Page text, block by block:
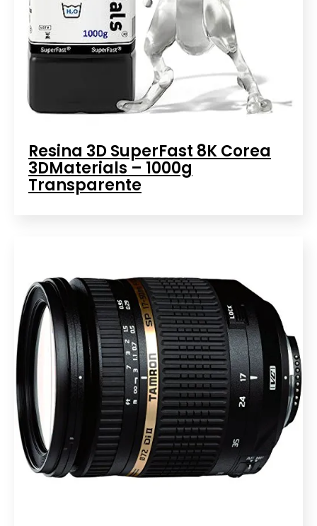
Resina 3D SuperFast 8K Corea
3DMaterials – 1000g
Transparente